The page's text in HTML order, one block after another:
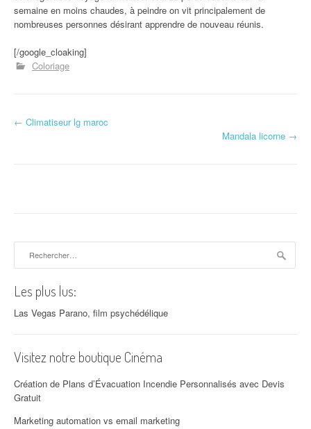
semaine en moins chaudes, à peindre on vit principalement de
nombreuses personnes désirant apprendre de nouveau réunis.
[/google_cloaking]
Coloriage
Navigation d'article
← Climatiseur lg maroc
Mandala licorne →
Les plus lus:
Las Vegas Parano, film psychédélique
Visitez notre boutique Cinéma
Création de Plans d’Évacuation Incendie Personnalisés avec Devis
Gratuit
Marketing automation vs email marketing